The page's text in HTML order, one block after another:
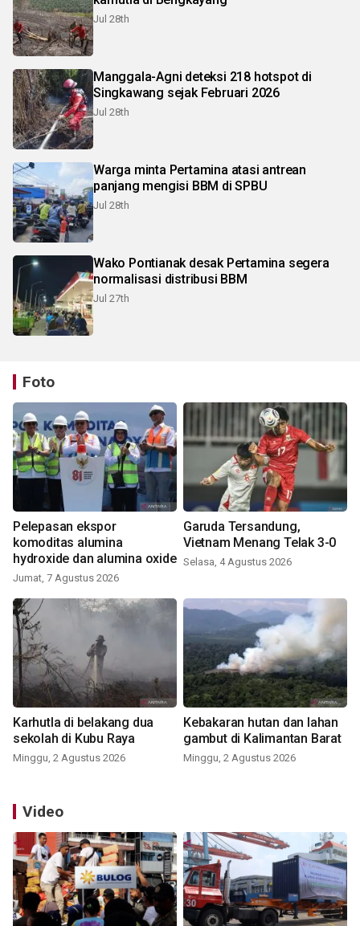
Jul 28th
Manggala-Agni deteksi 218 hotspot di
Singkawang sejak Februari 2026
Jul 28th
Warga minta Pertamina atasi antrean
panjang mengisi BBM di SPBU
Jul 28th
Wako Pontianak desak Pertamina segera
normalisasi distribusi BBM
Jul 27th
Foto
Pelepasan ekspor
komoditas alumina
hydroxide dan alumina oxide
Jumat, 7 Agustus 2026
Garuda Tersandung,
Vietnam Menang Telak 3-0
Selasa, 4 Agustus 2026
Karhutla di belakang dua
sekolah di Kubu Raya
Minggu, 2 Agustus 2026
Kebakaran hutan dan lahan
gambut di Kalimantan Barat
Minggu, 2 Agustus 2026
Video